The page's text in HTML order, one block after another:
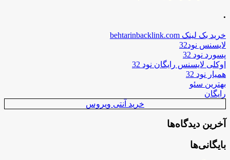
.
خرید بک لینک behtarinbacklink.com
لایسنس نود32
پسورد نود 32
اوکلی لایسنس رایگان نود 32
همیار نود 32
بهترین سئو
رایگان
خرید آنتی ویروس
آخرین دیدگاه‌ها
بایگانی‌ها